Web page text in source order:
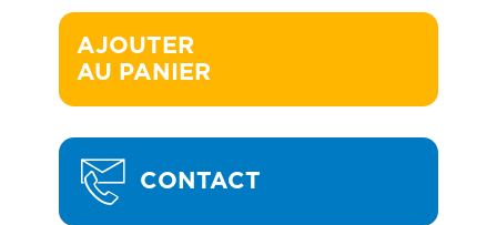
AJOUTER
AU PANIER
CONTACT